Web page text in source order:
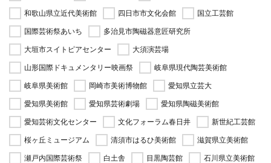
和歌山県立近代美術館
四日市市文化会館
国立工芸館
国際芸術祭あいち
多治見市陶磁器意匠研究所
大垣市スイトピアセンター
大須演芸場
山形国際ドキュメンタリー映画祭
岐阜県現代陶芸美術館
岐阜県美術館
岡崎市美術博物館
愛知県立芸大
愛知県美術館
愛知県芸術劇場
愛知県陶磁美術館
愛知芸術文化センター
文化フォーラム春日井
新世紀工芸館
桜ヶ丘ミュージアム
清須市はるひ美術館
滋賀県立美術館
瀬戸内国際芸術祭
白土舎 目黒陶芸館
石川県立美術館